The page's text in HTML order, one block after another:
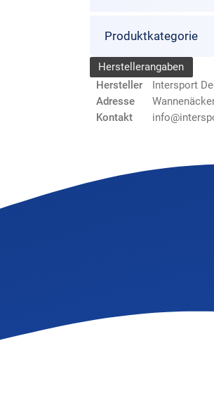
Produktkategorie
Herstellerangaben
Hersteller
Intersport
Adresse
Kontakt